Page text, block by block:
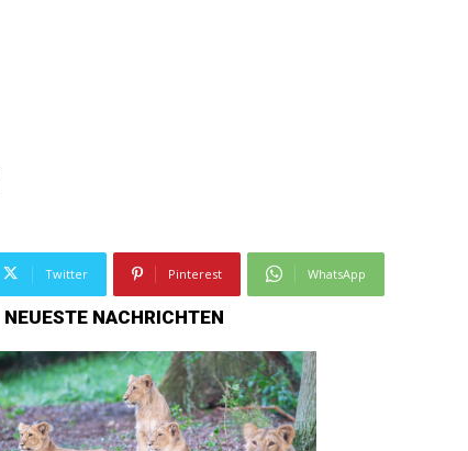
Twitter Pinterest WhatsApp
NEUESTE NACHRICHTEN